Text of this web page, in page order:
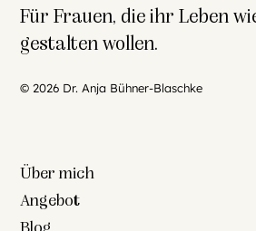
Für Frauen, die ihr Leben
gestalten wollen.
© 2026 Dr. Anja Bühner-Blaschke
Über mich
Angebot